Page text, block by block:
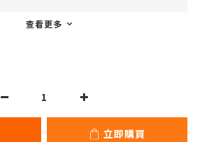
查看更多
立即購買